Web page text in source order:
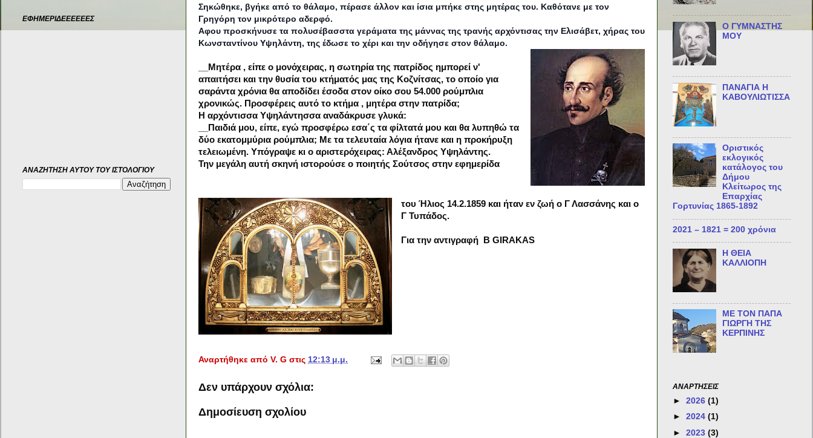
Σηκώθηκε, βγήκε από το θάλαμο, πέρασε άλλον και ίσια μπήκε στης μητέρας του. Καθότανε με τον
Γρηγόρη τον μικρότερο αδερφό.
Αφου προσκήνυσε τα πολυσέβασστα γεράματα της μάννας της τρανής αρχόντισας την Ελισάβετ, χήρας του
Κωνσταντίνου Υψηλάντη, της έδωσε το χέρι και την οδήγησε στον θάλαμο.
__Μητέρα , είπε ο μονόχειρας, η σωτηρία της πατρίδος ημπορεί ν'
απαιτήσει και την θυσία του κτήματός μας της Κοζνίτσας, το οποίο για
σαράντα χρόνια θα αποδίδει έσοδα στον οίκο σου 54.000 ρούμπλια
χρονικώς. Προσφέρεις αυτό το κτήμα , μητέρα στην πατρίδα;
Η αρχόντισσα Υψηλάντησσα αναδάκρυσε γλυκά:
__Παιδιά μου, είπε, εγώ προσφέρω εσα΄ς τα φίλτατά μου και θα λυπηθώ τα
δύο εκατομμύρια ρούμπλια; Με τα τελευταία λόγια ήτανε και η προκήρυξη
τελειωμένη. Υπόγραψε κι ο αριστερόχειρας: Αλέξανδρος Υψηλάντης.
Την μεγάλη αυτή σκηνή ιστορούσε ο ποιητής Σούτσος στην εφημερίδα
του Ήλιος 14.2.1859 και ήταν εν ζωή ο Γ Λασσάνης και ο
Γ Τυπάδος.
Για την αντιγραφή B GIRAKAS
Αναρτήθηκε από V. G στις 12:13 μ.μ.
Δεν υπάρχουν σχόλια:
Δημοσίευση σχολίου
ΕΦΗΜΕΡΙΔΕΕΕΕΕΕΣ
ΑΝΑΖΉΤΗΣΗ ΑΥΤΟΎ ΤΟΥ ΙΣΤΟΛΟΓΊΟΥ
Ο ΓΥΜΝΑΣΤΗΣ
ΜΟΥ
ΠΑΝΑΓΙΑ Η
ΚΑΒΟΥΛΙΩΤΙΣΣΑ
Οριστικός
εκλογικός
κατάλογος του
Δήμου
Κλείτωρος της
Επαρχίας
Γορτυνίας 1865-1892
2021 – 1821 = 200 χρόνια
Η ΘΕΙΑ
ΚΑΛΛΙΟΠΗ
ΜΕ ΤΟΝ ΠΑΠΑ
ΓΙΩΡΓΗ ΤΗΣ
ΚΕΡΠΙΝΗΣ
ΑΝΑΡΤΗΣΕΙΣ
► 2026 (1)
► 2024 (1)
► 2023 (3)